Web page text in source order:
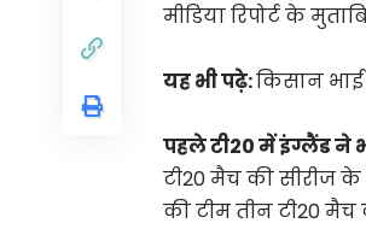
मीडिया रिपोर्ट के
यह भी पढ़े:किसान
पहले टी20 में इंग्लैंड ने
टी20 मैच की सीरीज
की टीम तीन टी20 मैच